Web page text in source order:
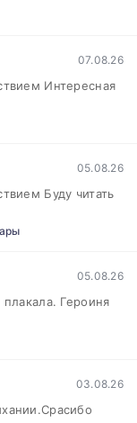
07.08.26
Интересная
05.08.26
Буду читать
05.08.26
Героиня
03.08.26